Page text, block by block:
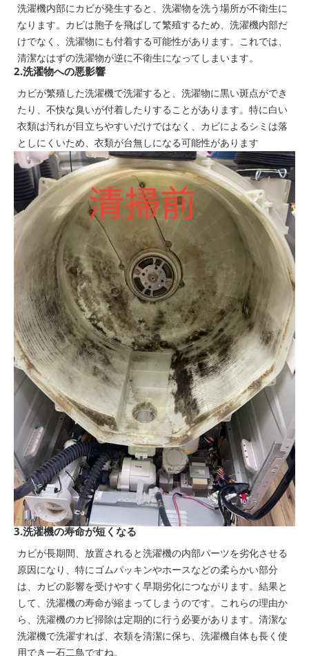
洗濯機内部にカビが発生すると、洗濯物を洗う場所が不衛生に
なります。カビは胞子を飛ばして繁殖するため、洗濯機内部だ
けでなく、洗濯物にも付着する可能性があります。これでは、
清潔なはずの洗濯物が逆に不衛生になってしまいます。
2.洗濯物への悪影響
カビが繁殖した洗濯機で洗濯すると、洗濯物に黒い斑点ができ
たり、不快な臭いが付着したりすることがあります。特に白い
衣類は汚れが目立ちやすいだけではなく、カビによるシミは落
としにくいため、衣類が台無しになる可能性があります
3.洗濯機の寿命が短くなる
カビが長期間、放置されると洗濯機の内部パーツを劣化させる
原因になり、特にゴムパッキンやホースなどの柔らかい部分
は、カビの影響を受けやすく早期劣化につながります。結果と
して、洗濯機の寿命が縮まってしまうのです。これらの理由か
ら、洗濯機のカビ掃除は定期的に行う必要があります。清潔な
洗濯機で洗濯すれば、衣類を清潔に保ち、洗濯機自体も長く使
用でき一石二鳥ですね。